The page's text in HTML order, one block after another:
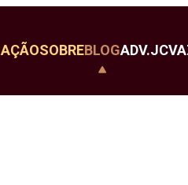
SOBREBLOG